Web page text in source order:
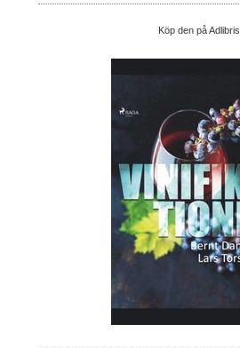
Köp den på Adlibris